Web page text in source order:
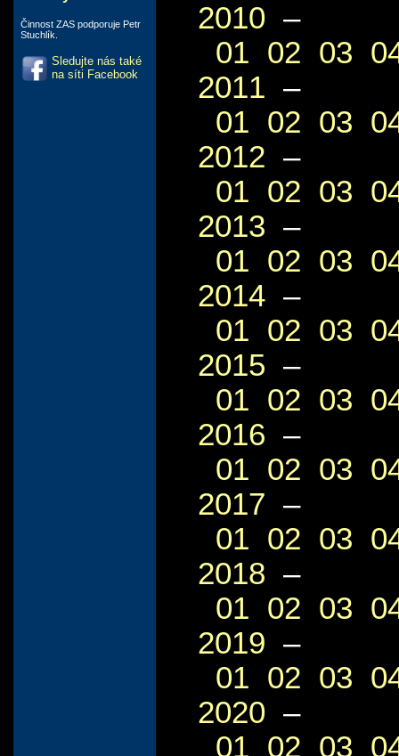
Činnost ZAS podporuje Petr
Stuchlík.
Sledujte nás také
na síti Facebook
2010 –
01 02 03
2011 –
01 02 03
2012 –
01 02 03
2013 –
01 02 03
2014 –
01 02 03
2015 –
01 02 03
2016 –
01 02 03
2017 –
01 02 03
2018 –
01 02 03
2019 –
01 02 03
2020 –
01 02 03